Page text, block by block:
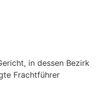
in dessen Bezirk
Frachtführer